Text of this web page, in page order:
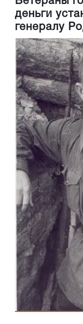
деньги
генералу